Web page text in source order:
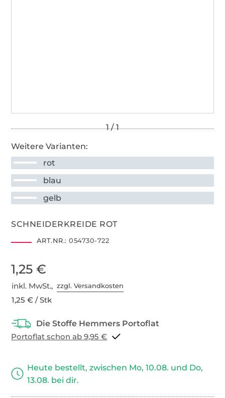
Weitere Varianten:
rot
blau
gelb
SCHNEIDERKREIDE ROT
ART.NR.: 054730-722
1,25 €
inkl. MwSt.,zzgl. Versandkosten
1,25 € / Stk
Portoflat schon ab 9,95 €
Heute bestellt, zwischen Mo, 10.08. und Do,
13.08. bei dir.